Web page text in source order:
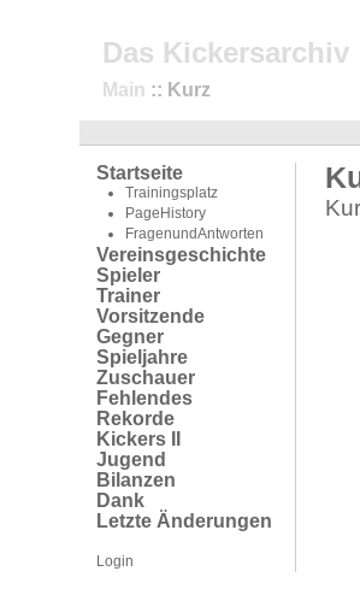
Das Kickersarchiv
Main :: Kurz
Startseite
Trainingsplatz
PageHistory
FragenundAntworten
Vereinsgeschichte
Spieler
Trainer
Vorsitzende
Gegner
Spieljahre
Zuschauer
Fehlendes
Rekorde
Kickers II
Jugend
Bilanzen
Dank
Letzte Änderungen
Login